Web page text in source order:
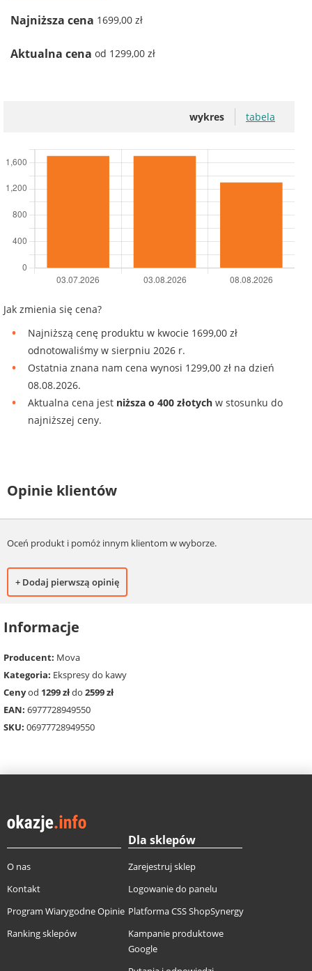
Najniższa cena 1699,00 zł
Aktualna cena od 1299,00 zł
wykres tabela
Jak zmienia się cena?
Najniższą cenę produktu w kwocie 1699,00 zł
odnotowaliśmy w sierpniu 2026 r.
Ostatnia znana nam cena wynosi 1299,00 zł na dzień
08.08.2026.
Aktualna cena jest niższa o 400 złotych w stosunku do
najniższej ceny.
Opinie klientów
Oceń produkt i pomóż innym klientom w wyborze.
+ Dodaj pierwszą opinię
Informacje
Producent: Mova
Kategoria: Ekspresy do kawy
Cenyod 1299 złdo 2599 zł
EAN: 6977728949550
SKU: 06977728949550
O nas
Kontakt
Program Wiarygodne Opinie
Ranking sklepów
Dla sklepów
Zarejestruj sklep
Logowanie do panelu
Platforma CSS ShopSynergy
Kampanie produktowe
Google